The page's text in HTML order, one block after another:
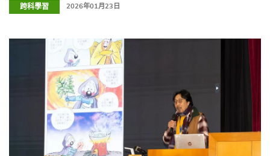
跨科學習 2026年01月23日